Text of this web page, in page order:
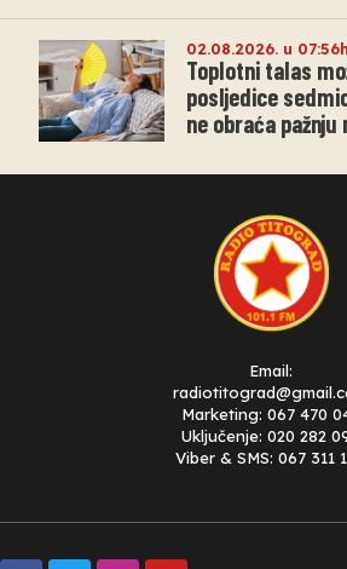
02.08.2026. u 07:56h
Toplotni talas
posljedice
ne obraća pažnju
Email:
Marketing: 067 470
Uključenje: 020 282
Viber & SMS: 067 311